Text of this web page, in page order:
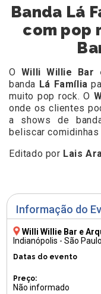
Informação do
Willi Willie Bar e
Indianópolis - São
Datas do evento
Preço:
Não informado
Banda Lá
com pop
O Willi Willie Bar
banda Lá Família
muito pop rock. O
onde os clientes
a shows de
beliscar comidinhas
Editado por Lais